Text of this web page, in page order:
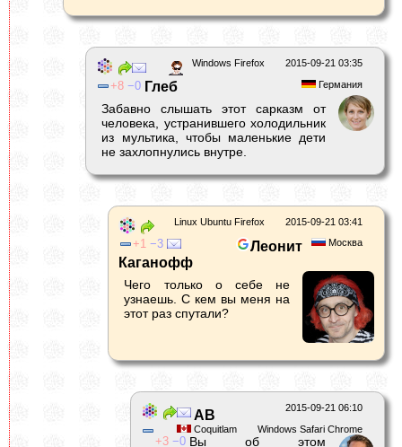
2015-09-21 03:35
Windows Firefox
Германия
8 0 Глeб
Забавно слышать этот сарказм от
человека, устранившего холодильник
из мультика, чтобы маленькие дети
не захлопнулись внутре.
2015-09-21 03:41
Linux Ubuntu Firefox
Москва
1 3
Леонит
Каганофф
Чего только о себе не
узнаешь. С кем вы меня на
этот раз спутали?
2015-09-21 06:10
Windows Safari Chrome
Coquitlam
3 0
AB
Вы об этом